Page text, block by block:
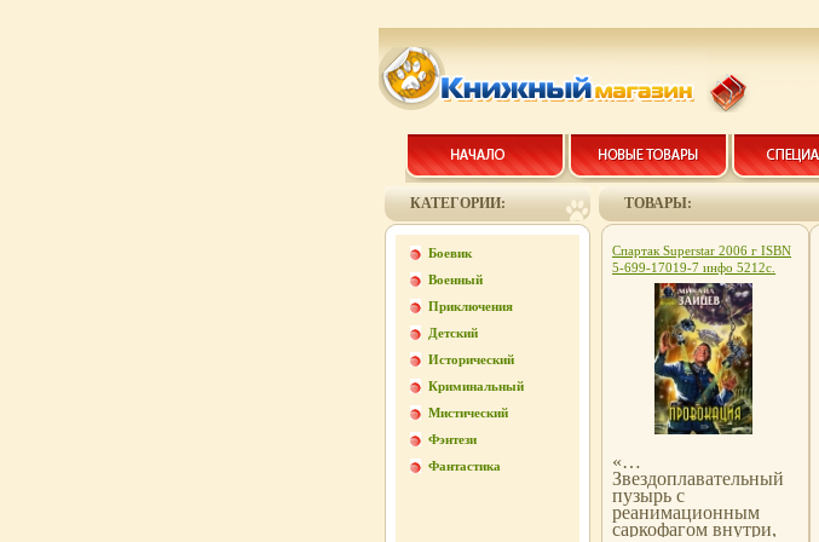
КАТЕГОРИИ:
Боевик
Военный
Приключения
Детский
Исторический
Криминальный
Мистический
Фэнтези
Фантастика
ТОВАРЫ:
Спартак Superstar 2006 г ISBN
5-699-17019-7 инфо 5212c.
«…
Звездоплавательный
пузырь с
реанимационным
саркофагом внутри,